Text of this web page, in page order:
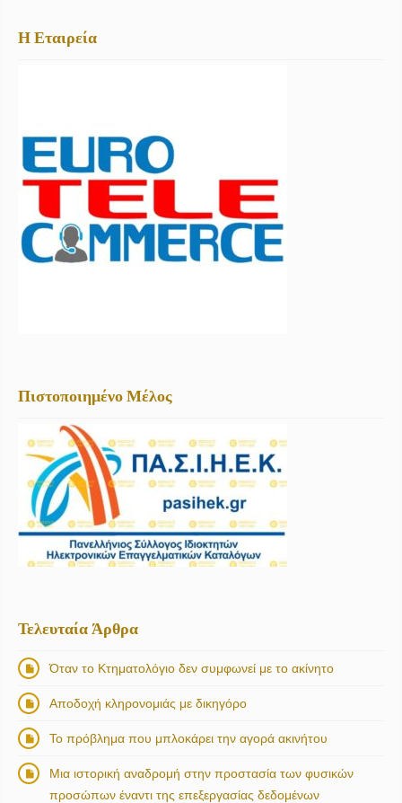
Η Εταιρεία
Πιστοποιημένο Μέλος
Τελευταία Άρθρα
Όταν το Κτηματολόγιο δεν συμφωνεί με το ακίνητο
Αποδοχή κληρονομιάς με δικηγόρο
Το πρόβλημα που μπλοκάρει την αγορά ακινήτου
Μια ιστορική αναδρομή στην προστασία των φυσικών
προσώπων έναντι της επεξεργασίας δεδομένων